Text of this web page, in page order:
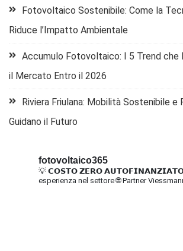
Fotovoltaico Sostenibile: Come la
Riduce l’Impatto Ambientale
Accumulo Fotovoltaico: I 5 Trend che
il Mercato Entro il 2026
Riviera Friulana: Mobilità Sostenibile
Guidano il Futuro
fotovoltaico365
💡 𝗖𝗢𝗦𝗧𝗢 𝗭𝗘𝗥𝗢
esperienza nel settore🌐 Partner